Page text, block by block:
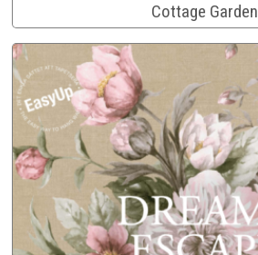
Cottage Garden